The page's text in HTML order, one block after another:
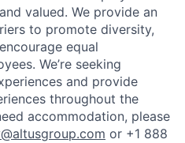
valued. We provide an
to promote diversity,
equal
We’re seeking
and provide
throughout the
accommodation, please
or +1 888